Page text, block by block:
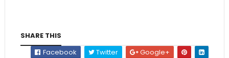
SHARE THIS
Facebook
Twitter Google+